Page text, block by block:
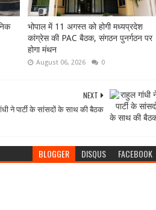
भोपाल में 11 अगस्त को होगी मध्यप्रदेश
कांग्रेस की PAC बैठक, संगठन पुनर्गठन पर
होगा मंथन
August 06, 2026 0
NEXT
ने पार्टी के सांसदों के साथ की बैठक
BLOGGER DISQUS FACEBOOK